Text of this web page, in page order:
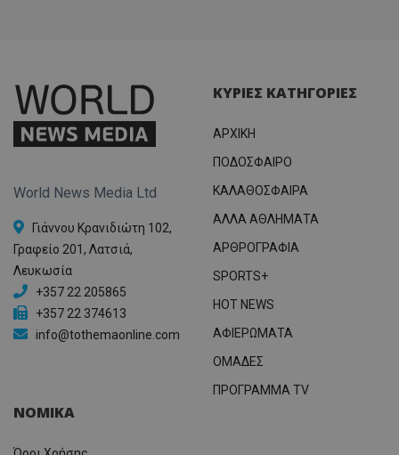
World News Media Ltd
Γιάννου Κρανιδιώτη 102,
Γραφείο 201, Λατσιά,
Λευκωσία
+357 22 205865
+357 22 374613
info@tothemaonline.com
ΚΥΡΙΕΣ ΚΑΤΗΓΟΡΙΕΣ
ΑΡΧΙΚΗ
ΠΟΔΟΣΦΑΙΡΟ
ΚΑΛΑΘΟΣΦΑΙΡΑ
ΑΛΛΑ ΑΘΛΗΜΑΤΑ
ΑΡΘΡΟΓΡΑΦΙΑ
SPORTS+
HOT NEWS
ΑΦΙΕΡΩΜΑΤΑ
ΟΜΑΔΕΣ
ΠΡΟΓΡΑΜΜΑ TV
ΝΟΜΙΚΑ